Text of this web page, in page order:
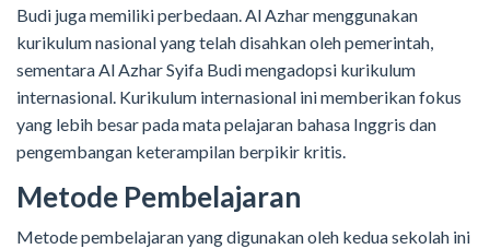
Budi juga memiliki perbedaan. Al Azhar menggunakan
kurikulum nasional yang telah disahkan oleh pemerintah,
sementara Al Azhar Syifa Budi mengadopsi kurikulum
internasional. Kurikulum internasional ini memberikan fokus
yang lebih besar pada mata pelajaran bahasa Inggris dan
pengembangan keterampilan berpikir kritis.
Metode Pembelajaran
Metode pembelajaran yang digunakan oleh kedua sekolah ini